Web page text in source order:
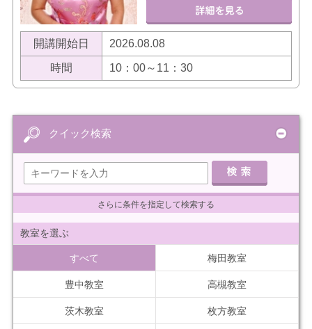
開講開始日 2026.08.08
時間 10：00～11：30
クイック検索
さらに条件を指定して検索する
教室を選ぶ
すべて 梅田教室
豊中教室 高槻教室
茨木教室 枚方教室